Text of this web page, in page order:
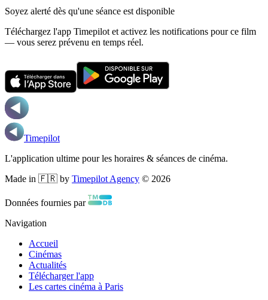
Soyez alerté dès qu'une séance est disponible
Téléchargez l'app Timepilot et activez les notifications pour ce film
— vous serez prévenu en temps réel.
Timepilot
L'application ultime pour les horaires & séances de cinéma.
Made in 🇫🇷 by Timepilot Agency © 2026
Données fournies par
Navigation
Accueil
Cinémas
Actualités
Télécharger l'app
Les cartes cinéma à Paris